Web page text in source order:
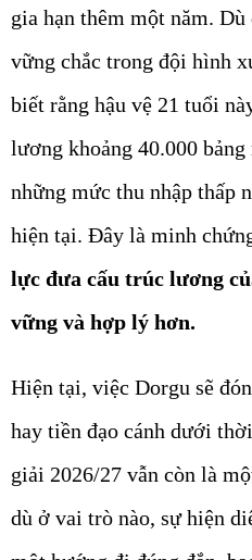
gia hạn thêm một năm.
vững chắc trong đội hình
biết rằng hậu vệ 21 tuổi
lương khoảng 40.000
những mức thu nhập thấp
hiện tại. Đây là minh
lực đưa cấu trúc lương
vững và hợp lý hơn.
Hiện tại, việc Dorgu sẽ
hay tiền đạo cánh dưới
giải 2026/27 vẫn còn là
dù ở vai trò nào, sự hiện